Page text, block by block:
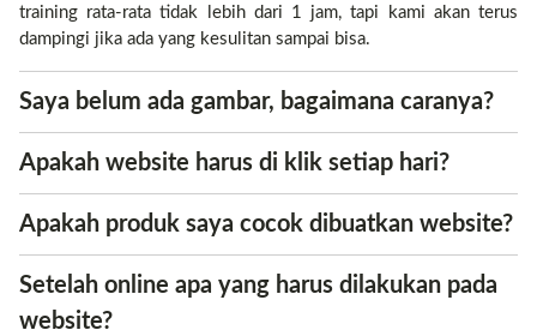
training rata-rata tidak lebih dari 1 jam, tapi kami akan terus
dampingi jika ada yang kesulitan sampai bisa.
Saya belum ada gambar, bagaimana caranya?
Apakah website harus di klik setiap hari?
Apakah produk saya cocok dibuatkan website?
Setelah online apa yang harus dilakukan pada
website?